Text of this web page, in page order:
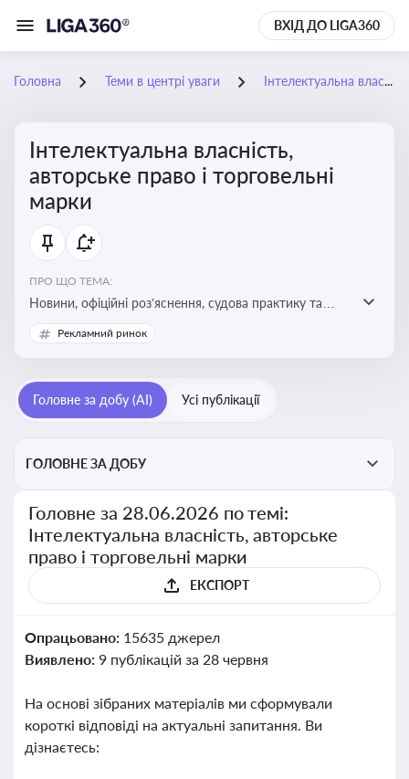
ВХІД ДО LIGA360
Головна Теми в центрі уваги Інтелектуальна власність, авторське право і торговельні марки
Інтелектуальна власність,
авторське право і торговельні
марки
ПРО ЩО ТЕМА:
Новини, офіційні роз’яснення, судова практику та
експертні матеріали, що стосуються авторського
права, реєстрації та захисту торговельних марок,
власності, а також змін у законодавстві у цій сфері
Рекламний ринок
Головне за добу (AI) Усі публікації
ГОЛОВНЕ ЗА ДОБУ
Головне за 28.06.2026 по темі:
Інтелектуальна власність, авторське
право і торговельні марки
ЕКСПОРТ
Опрацьовано: 15635 джерел
Виявлено: 9 публікацій за 28 червня
На основі зібраних матеріалів ми сформували
короткі відповіді на актуальні запитання. Ви
дізнаєтесь: